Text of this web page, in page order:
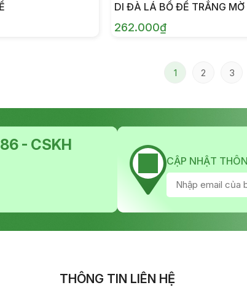
DI ĐÀ LÁ BỒ ĐỀ TRẮNG MỜ
262.000₫
1 2 3
- CSKH
CẬP NHẬT
THÔNG TIN LIÊN HỆ